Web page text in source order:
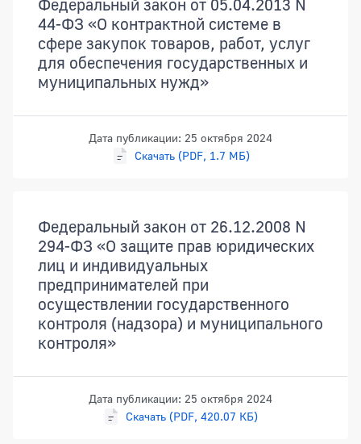
Федеральный закон от 05.04.2013 N
44-ФЗ «О контрактной системе в
сфере закупок товаров, работ, услуг
для обеспечения государственных и
муниципальных нужд»
Дата публикации: 25 октября 2024
Скачать (PDF, 1.7 МБ)
Федеральный закон от 26.12.2008 N
294-ФЗ «О защите прав юридических
лиц и индивидуальных
предпринимателей при
осуществлении государственного
контроля (надзора) и муниципального
контроля»
Дата публикации: 25 октября 2024
Скачать (PDF, 420.07 КБ)